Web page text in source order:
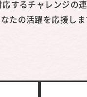
するチャレンジの
たの活躍を応援しま